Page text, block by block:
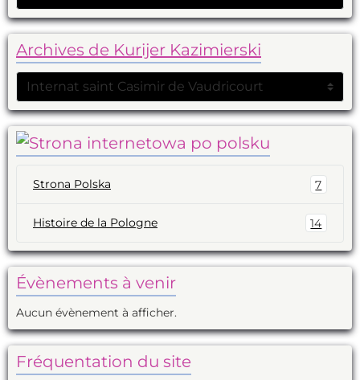
Archives de Kurijer Kazimierski
Strona Polska 7
Histoire de la Pologne 14
Évènements à venir
Aucun évènement à afficher.
Fréquentation du site